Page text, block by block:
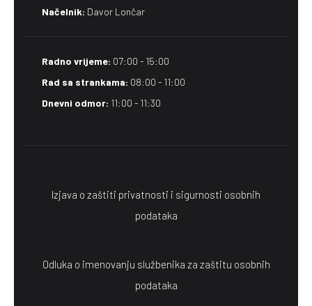
Načelnik: Davor Lončar
Radno vrijeme: 07:00 - 15:00
Rad sa strankama: 08:00 - 11:00
Dnevni odmor: 11:00 - 11:30
Izjava o zaštiti privatnosti i sigurnosti osobnih
podataka
Odluka o imenovanju službenika za zaštitu osobnih
podataka